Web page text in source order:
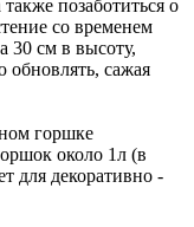
позаботиться о
со временем
30 см в высоту,
обновлять, сажая
горшке
около 1л (в
для декоративно -